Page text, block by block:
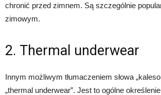
chronić przed zimnem. Są szczególnie
zimowym.
2. Thermal underwear
Innym możliwym tłumaczeniem słowa
„thermal underwear”. Jest to ogólne